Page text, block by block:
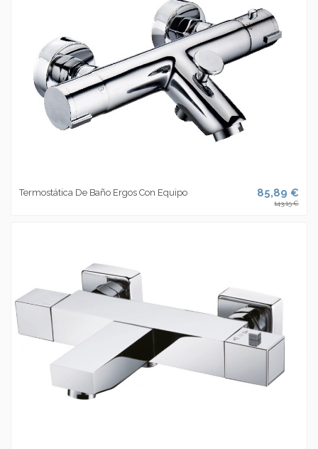
Termostática De Baño Ergos Con Equipo 85,89 €
143,15 €